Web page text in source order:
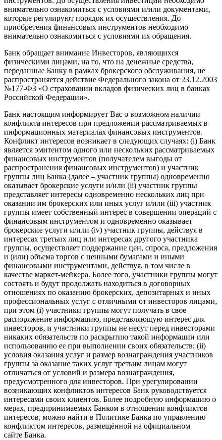
внимательно ознакомиться с условиями и/или документами,
которые регулируют порядок их осуществления. До
приобретения финансовых инструментов необходимо
внимательно ознакомиться с условиями их обращения.
Банк обращает внимание Инвесторов, являющихся
физическими лицами, на то, что на денежные средства,
переданные Банку в рамках брокерского обслуживания, не
распространяется действие Федерального закона от 23.12.2003
№177-ФЗ «О страховании вкладов физических лиц в банках
Российской Федерации».
Банк настоящим информирует Вас о возможном наличии
конфликта интересов при предложении рассматриваемых в
информационных материалах финансовых инструментов.
Конфликт интересов возникает в следующих случаях: (i) Банк
является эмитентом одного или нескольких рассматриваемых
финансовых инструментов (получателем выгоды от
распространения финансовых инструментов) и участник
группы лиц Банка (далее – участник группы) одновременно
оказывает брокерские услуги и/или (ii) участник группы
представляет интересы одновременно нескольких лиц при
оказании им брокерских или иных услуг и/или (iii) участник
группы имеет собственный интерес в совершении операций с
финансовым инструментом и одновременно оказывает
брокерские услуги и/или (iv) участник группы, действуя в
интересах третьих лиц или интересах другого участника
группы, осуществляет поддержание цен, спроса, предложения
и (или) объема торгов с ценными бумагами и иными
финансовыми инструментами, действуя, в том числе в
качестве маркет-мейкера. Более того, участники группы могут
состоять и будут продолжать находиться в договорных
отношениях по оказанию брокерских, депозитарных и иных
профессиональных услуг с отличными от инвесторов лицами,
при этом (i) участники группы могут получать в свое
распоряжение информацию, представляющую интерес для
инвесторов, и участники группы не несут перед инвесторами
никаких обязательств по раскрытию такой информации или
использованию ее при выполнении своих обязательств; (ii)
условия оказания услуг и размер вознаграждения участников
группы за оказание таких услуг третьим лицам могут
отличаться от условий и размера вознаграждения,
предусмотренного для инвесторов. При урегулировании
возникающих конфликтов интересов Банк руководствуется
интересами своих клиентов. Более подробную информацию о
мерах, предпринимаемых Банком в отношении конфликтов
интересов, можно найти в Политике Банка по управлению
конфликтом интересов, размещённой на официальном
сайте Банка.